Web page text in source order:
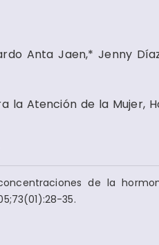
Anta Jaen,* Jenny
la Atención de la Mujer,
de la
35.